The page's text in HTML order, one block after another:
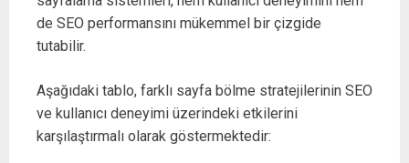
de SEO performansını mükemmel bir çizgide
tutabilir.
Aşağıdaki tablo, farklı sayfa bölme stratejilerinin SEO
ve kullanıcı deneyimi üzerindeki etkilerini
karşılaştırmalı olarak göstermektedir: